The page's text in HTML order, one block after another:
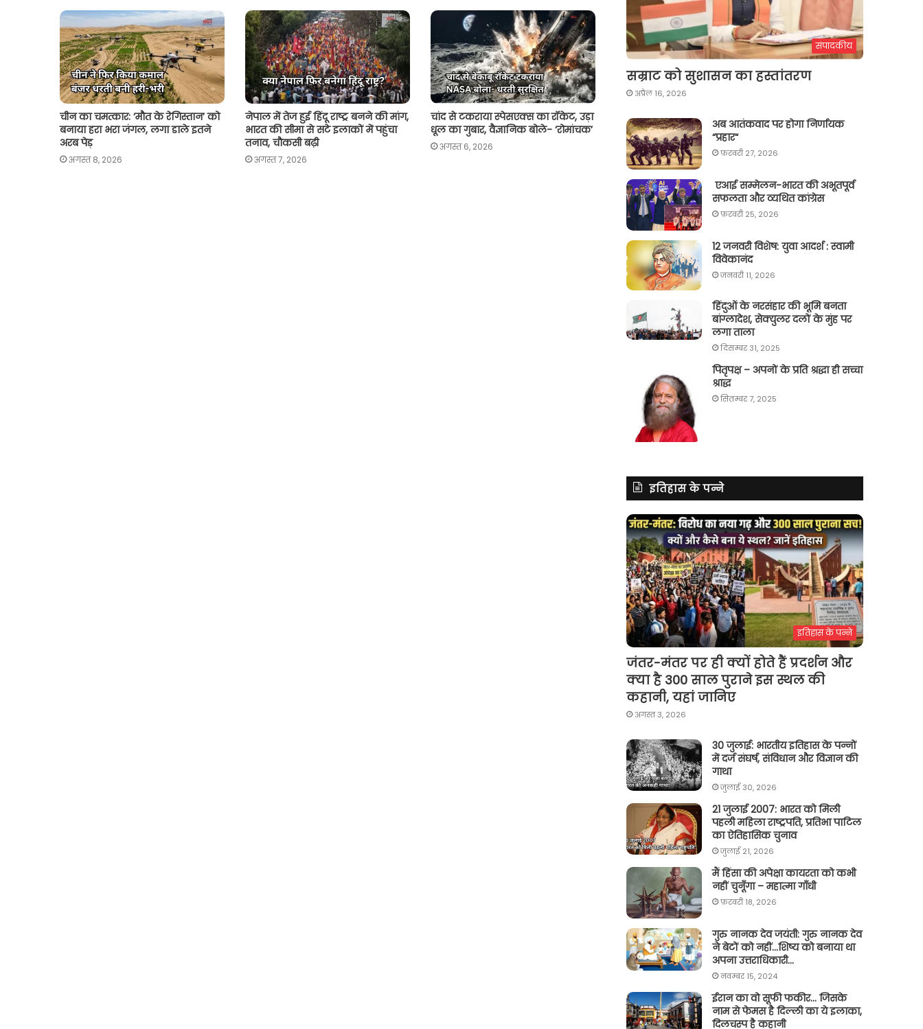
p
k
k
चीन का चमत्कार: ‘मौत के रेगिस्तान’ को
बनाया हरा भरा जंगल, लगा डाले इतने
अरब पेड़
अगस्त 8, 2026
नेपाल में तेज हुई हिंदू राष्ट्र बनने की मांग,
भारत की सीमा से सटे इलाकों में पहुंचा
तनाव, चौकसी बढ़ी
अगस्त 7, 2026
चांद से टकराया स्पेसएक्स का रॉकेट, उड़ा
धूल का गुबार, वैज्ञानिक बोले- ‘रोमांचक’
अगस्त 6, 2026
संपादकीय
सम्राट को सुशासन का हस्तांतरण
अप्रैल 16, 2026
अब आतंकवाद पर होगा निर्णायक
“प्रहार“
फ़रवरी 27, 2026
एआई सम्मेलन-भारत की अभूतपूर्व
सफलता और व्यथित कांग्रेस
फ़रवरी 25, 2026
12 जनवरी विशेष: युवा आदर्श : स्वामी
विवेकानंद
जनवरी 11, 2026
हिंदुओं के नरसंहार की भूमि बनता
बांग्लादेश, सेक्युलर दलों के मुंह पर
लगा ताला
दिसम्बर 31, 2025
पितृपक्ष – अपनों के प्रति श्रद्धा ही सच्चा
श्राद्ध
सितम्बर 7, 2025
इतिहास के पन्ने
इतिहास के पन्ने
जंतर-मंतर पर ही क्यों होते हैं प्रदर्शन और
क्या है 300 साल पुराने इस स्थल की
कहानी, यहां जानिए
अगस्त 3, 2026
30 जुलाई: भारतीय इतिहास के पन्नों
में दर्ज संघर्ष, संविधान और विज्ञान की
गाथा
जुलाई 30, 2026
21 जुलाई 2007: भारत को मिली
पहली महिला राष्ट्रपति, प्रतिभा पाटिल
का ऐतिहासिक चुनाव
जुलाई 21, 2026
मैं हिंसा की अपेक्षा कायरता को कभी
नहीं चुनूँगा – महात्मा गाँधी
फ़रवरी 18, 2026
गुरु नानक देव जयंती: गुरु नानक देव
ने बेटों को नहीं…शिष्य को बनाया था
अपना उत्तराधिकारी…
नवम्बर 15, 2024
ईरान का वो सूफी फकीर… जिसके
नाम से फेमस है दिल्ली का ये इलाका,
दिलचस्प है कहानी